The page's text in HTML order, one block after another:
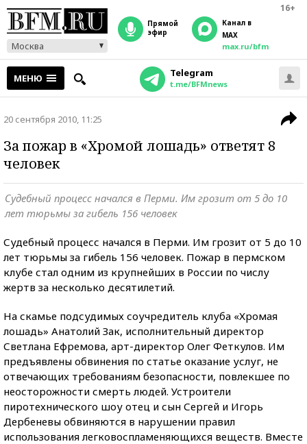
16+
Москва
прямой
эфир
Канал в
MAX
max.ru/bfm
МЕНЮ Telegram
t.me/BFMnews
20 сентября 2010, 11:25
За пожар в «Хромой лошадь» ответят 8
человек
Судебный процесс начался в Перми. Им грозит от 5 до 10
лет тюрьмы за гибель 156 человек
Судебный процесс начался в Перми. Им грозит от 5 до 10
лет тюрьмы за гибель 156 человек. Пожар в пермском
клубе стал одним из крупнейших в России по числу
жертв за несколько десятилетий.
На скамье подсудимых соучредитель клуба «Хромая
лошадь» Анатолий Зак, исполнительный директор
Светлана Ефремова, арт-директор Олег Феткулов. Им
предъявлены обвинения по статье оказание услуг, не
отвечающих требованиям безопасности, повлекшее по
неосторожности смерть людей. Устроители
пиротехнического шоу отец и сын Сергей и Игорь
Дербеневы обвиняются в нарушении правил
использования легковоспламеняющихся веществ. Вместе